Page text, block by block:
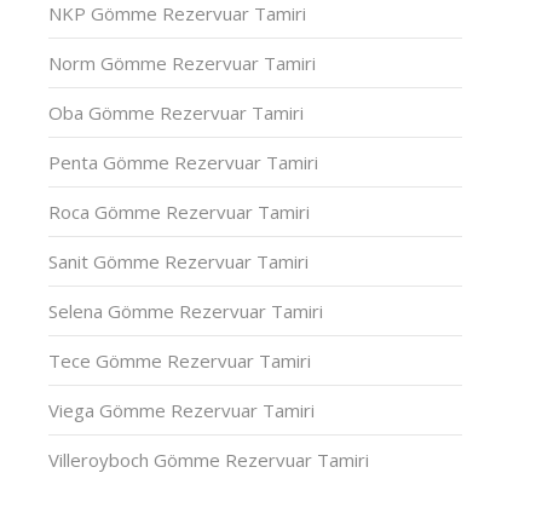
NKP Gömme Rezervuar Tamiri
Norm Gömme Rezervuar Tamiri
Oba Gömme Rezervuar Tamiri
Penta Gömme Rezervuar Tamiri
Roca Gömme Rezervuar Tamiri
Sanit Gömme Rezervuar Tamiri
Selena Gömme Rezervuar Tamiri
Tece Gömme Rezervuar Tamiri
Viega Gömme Rezervuar Tamiri
Villeroyboch Gömme Rezervuar Tamiri